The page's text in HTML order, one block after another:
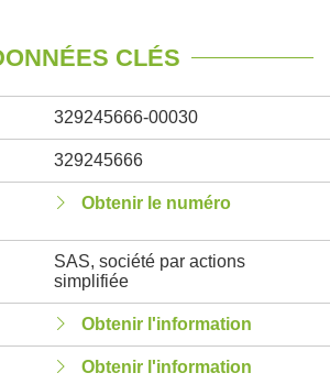
CLÉS
329245666-00030
329245666
Obtenir le numéro
SAS, société par actions
simplifiée
Obtenir l'information
Obtenir l'information